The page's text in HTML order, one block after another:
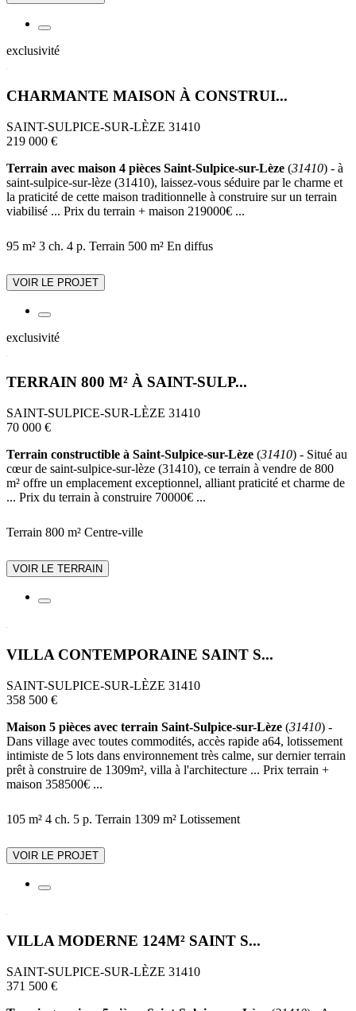
exclusivité
CHARMANTE MAISON À CONSTRUI...
SAINT-SULPICE-SUR-LÈZE 31410
219 000 €
Terrain avec maison 4 pièces Saint-Sulpice-sur-Lèze (31410) - à
saint-sulpice-sur-lèze (31410), laissez-vous séduire par le charme et
la praticité de cette maison traditionnelle à construire sur un terrain
viabilisé ... Prix du terrain + maison 219000€ ...
95 m² 3 ch. 4 p. Terrain 500 m² En diffus
VOIR LE PROJET
exclusivité
TERRAIN 800 M² À SAINT-SULP...
SAINT-SULPICE-SUR-LÈZE 31410
70 000 €
Terrain constructible à Saint-Sulpice-sur-Lèze (31410) - Situé au
cœur de saint-sulpice-sur-lèze (31410), ce terrain à vendre de 800
m² offre un emplacement exceptionnel, alliant praticité et charme de
... Prix du terrain à construire 70000€ ...
Terrain 800 m² Centre-ville
VOIR LE TERRAIN
VILLA CONTEMPORAINE SAINT S...
SAINT-SULPICE-SUR-LÈZE 31410
358 500 €
Maison 5 pièces avec terrain Saint-Sulpice-sur-Lèze (31410) -
Dans village avec toutes commodités, accès rapide a64, lotissement
intimiste de 5 lots dans environnement très calme, sur dernier terrain
prêt à construire de 1309m², villa à l'architecture ... Prix terrain +
maison 358500€ ...
105 m² 4 ch. 5 p. Terrain 1309 m² Lotissement
VOIR LE PROJET
VILLA MODERNE 124M² SAINT S...
SAINT-SULPICE-SUR-LÈZE 31410
371 500 €